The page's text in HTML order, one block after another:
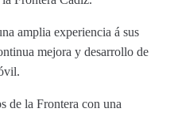
amplia experiencia á sus
mejora y desarrollo de
de la Frontera con una